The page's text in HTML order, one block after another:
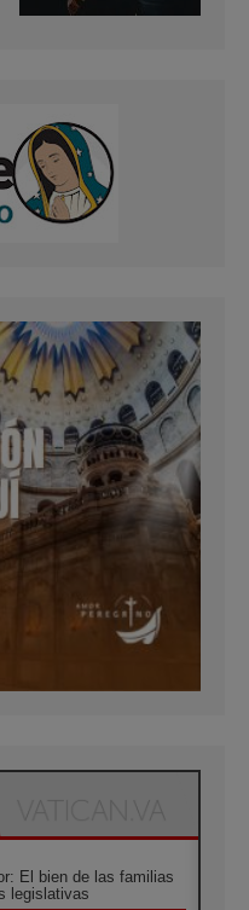
El bien de las familias
legislativas